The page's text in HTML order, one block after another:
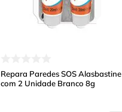
Repara Paredes SOS Alasbastine
com 2 Unidade Branco 8g